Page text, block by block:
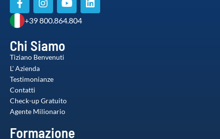
+39 800.864.804
Chi Siamo
Tiziano Benvenuti
L' Azienda
Testimonianze
Contatti
Check-up Gratuito
Agente Milionario
Formazione